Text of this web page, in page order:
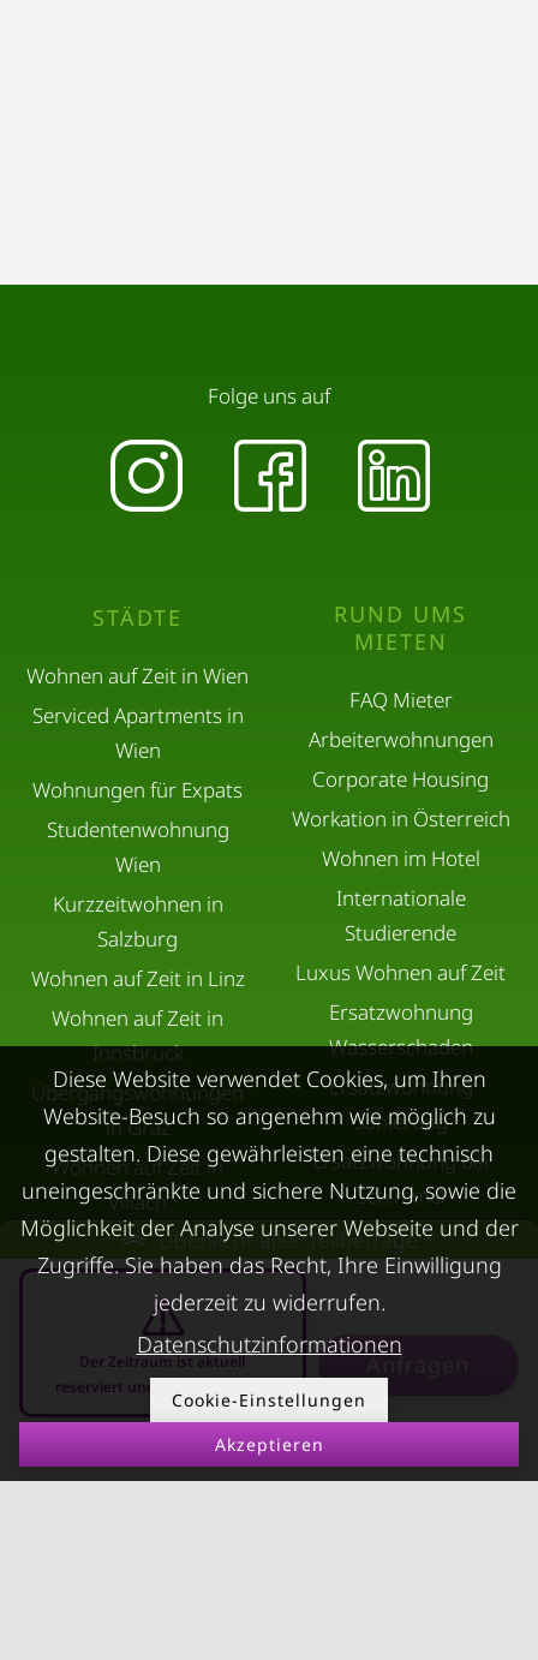
Übersicht aller Teilbeträge
Der Zeitraum ist aktuell
reserviert und nicht anfragbar
-
Anfragen
STÄDTE
Wohnen auf Zeit in Wien
Serviced Apartments in
Wien
Wohnungen für Expats
Studentenwohnung
Wien
Kurzzeitwohnen in
Salzburg
Wohnen auf Zeit in Linz
Wohnen auf Zeit in
Innsbruck
Übergangswohnungen
in Graz
Wohnen auf Zeit in
Villach
Wohnen auf Zeit in Wels
Kurzzeitmiete Klagenfurt
Wohnen auf Zeit
Dornbirn
Kurzzeitmiete
Deutschland
RUND UMS
MIETEN
FAQ Mieter
Arbeiterwohnungen
Corporate Housing
Workation in Österreich
Wohnen im Hotel
Internationale
Studierende
Luxus Wohnen auf Zeit
Ersatzwohnung
Wasserschaden
Ersatzwohnung
Sanierung
Ersatzwohnung bei
Schimmel
Trennungswohnung
Filmförderung
Österreich
RUND UMS
KONTAKT
Folge uns auf
Diese Website verwendet Cookies, um Ihren
Website-Besuch so angenehm wie möglich zu
gestalten. Diese gewährleisten eine technisch
uneingeschränkte und sichere Nutzung, sowie die
Möglichkeit der Analyse unserer Webseite und der
Zugriffe. Sie haben das Recht, Ihre Einwilligung
jederzeit zu widerrufen.
Datenschutzinformationen
Cookie-Einstellungen
Akzeptieren